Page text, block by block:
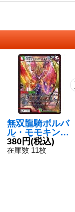
無双龍騎ボルバ
ル・モモキング
【SR】{RP20S
8/S11}《多》
380円(税込)
在庫数 11枚